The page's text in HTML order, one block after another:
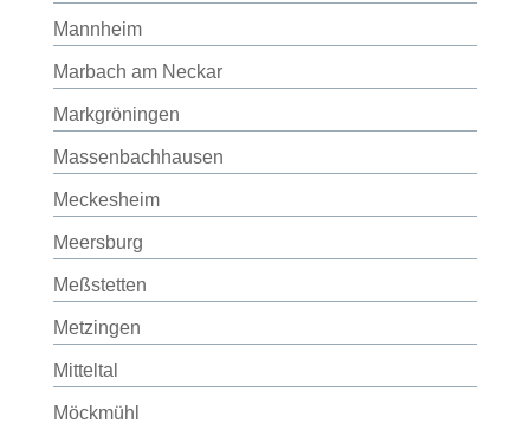
Mannheim
Marbach am Neckar
Markgröningen
Massenbachhausen
Meckesheim
Meersburg
Meßstetten
Metzingen
Mitteltal
Möckmühl